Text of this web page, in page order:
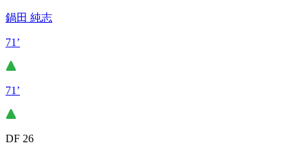
鍋田 純志
71’
71’
DF 26